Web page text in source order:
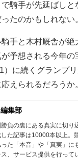
騎手が先延ばし
たのかもしれない
手と木村厩舎が絶
予想される今年
に続くグランプ
えられるだろうか
集部
負の裏にある真実に切り
た記事は10000本以上。
った「本音」や「真実」に
、サービス提供を行って